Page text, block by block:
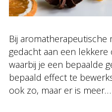
Bij aromatherapeutische
gedacht aan een
waarbij je een bepaalde
bepaald effect te
ook zo, maar er is meer…